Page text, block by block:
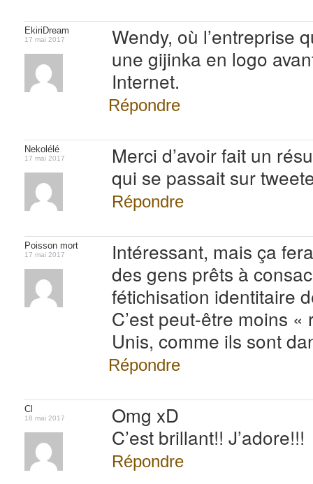
EkiriDream
17 mai 2017
Wendy, où l’entreprise
une gijinka en logo
Internet.
Répondre
Nekolélé
17 mai 2017
Merci d’avoir fait un
qui se passait sur
Répondre
Poisson mort
17 mai 2017
Intéressant, mais ça
des gens prêts à
fétichisation identitaire
C’est peut-être moins
Unis, comme ils sont
Répondre
Cl
18 mai 2017
Omg xD
C’est brillant!! J’adore!!!
Répondre